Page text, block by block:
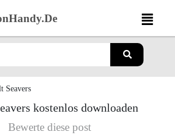
Seavers
kostenlos downloaden
Bewerte diese post